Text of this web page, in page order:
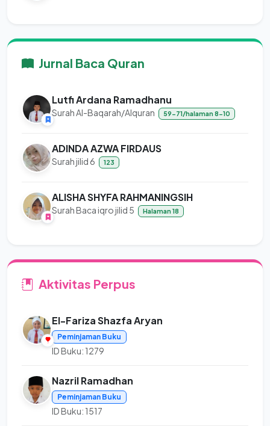
Jurnal Baca Quran
Lutfi Ardana Ramadhanu
Surah Al-Baqarah/Alquran 59-71/halaman 8-10
ADINDA AZWA FIRDAUS
Surah jilid 6 123
ALISHA SHYFA RAHMANINGSIH
Surah Baca iqro jilid 5 Halaman 18
Aktivitas Perpus
El-Fariza Shazfa Aryan
Peminjaman Buku
ID Buku: 1279
Nazril Ramadhan
Peminjaman Buku
ID Buku: 1517